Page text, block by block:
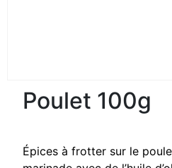
Poulet 100g
Épices à frotter sur le